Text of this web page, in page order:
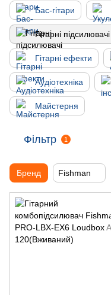
Бас-гітари
Гітарні підсилювачі
Гітарні ефекти
Аудіотехніка
Майстерня
Фільтр 1
Бренд Fishman